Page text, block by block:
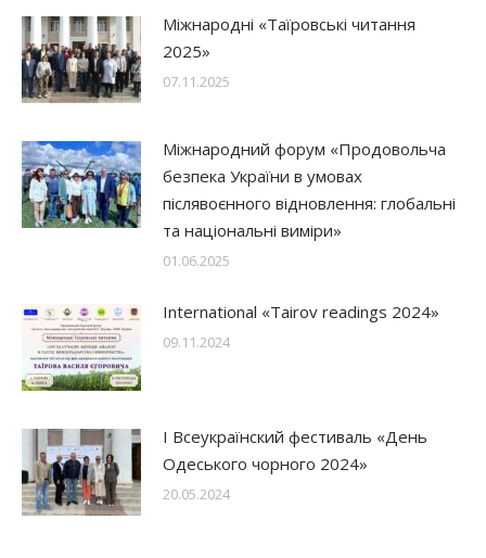
Міжнародні «Таїровські читання
2025»
07.11.2025
Міжнародний форум «Продовольча
безпека України в умовах
післявоєнного відновлення: глобальні
та національні виміри»
01.06.2025
International «Tairov readings 2024»
09.11.2024
І Всеукраїнский фестиваль «День
Одеського чорного 2024»
20.05.2024